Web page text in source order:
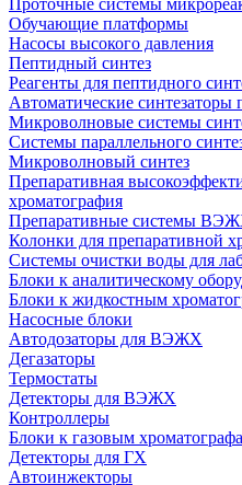
Проточные системы
Обучающие платформы
Насосы высокого давления
Пептидный синтез
Реагенты для пептидного
Автоматические синтезаторы
Микроволновые системы
Системы параллельного
Микроволновый синтез
Препаративная
хроматография
Препаративные системы
Колонки для препаративной
Системы очистки воды для
Блоки к аналитическому
Блоки к жидкостным
Насосные блоки
Автодозаторы для ВЭЖХ
Дегазаторы
Термостаты
Детекторы для ВЭЖХ
Контроллеры
Блоки к газовым
Детекторы для ГХ
Автоинжекторы